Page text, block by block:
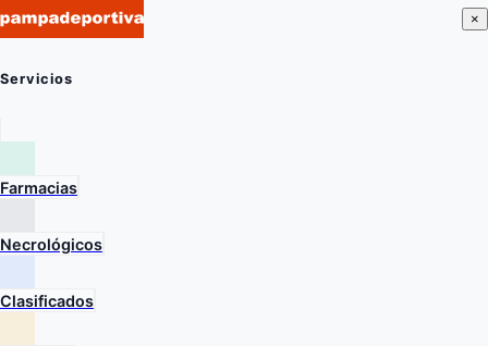
×
Servicios
Farmacias
Necrológicos
Clasificados